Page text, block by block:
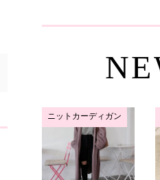
ニットカーディガン